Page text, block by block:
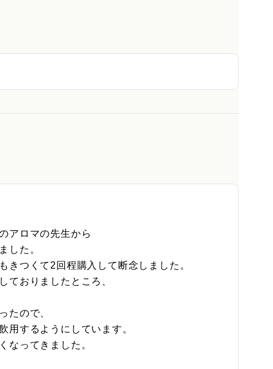
アロマの先生から
した。
きつくて2回程購入して断念しました。
ておりましたところ、
たので、
用するようにしています。
なってきました。